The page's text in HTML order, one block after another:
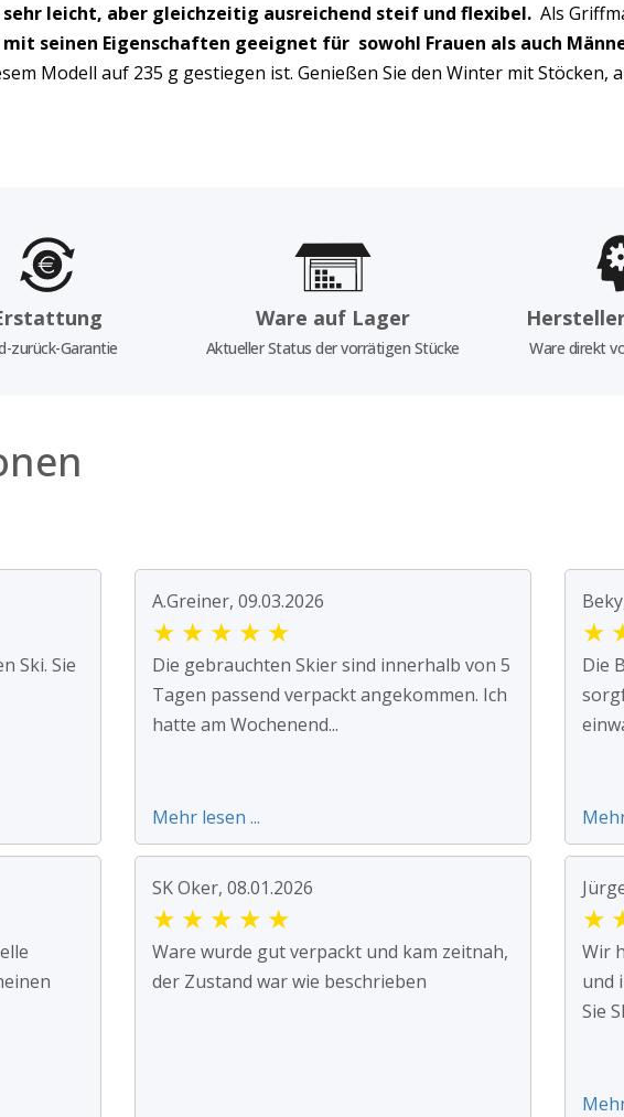
sehr leicht, aber gleichzeitig ausreichend steif und flexibel. Als
mit seinen Eigenschaften geeignet für sowohl Frauen als auch
Modell auf 235 g gestiegen ist. Genießen Sie den Winter mit Stöcken,
zurück-Garantie
Ware auf Lager
Aktueller Status der vorrätigen Stücke Ware direkt
Ski. Sie
A.Greiner, 09.03.2026
★ ★ ★ ★ ★
Die gebrauchten Skier sind innerhalb von 5
Tagen passend verpackt angekommen. Ich
hatte am Wochenend...
Mehr lesen ...
★
Die
SK Oker, 08.01.2026
★ ★ ★ ★ ★
Ware wurde gut verpackt und kam zeitnah,
der Zustand war wie beschrieben
★
Wir
und
Sie